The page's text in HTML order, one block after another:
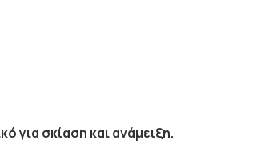
για σκίαση και ανάμειξη.